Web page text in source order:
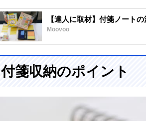
【達人に取材】付箋ノート
Moovoo
付箋収納のポイント